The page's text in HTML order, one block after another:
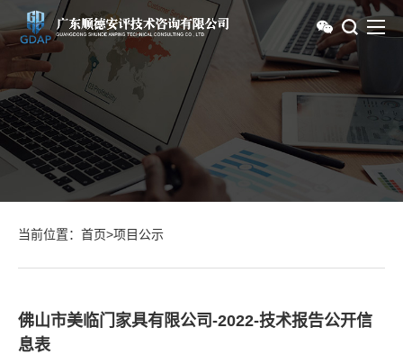
当前位置： 首页>项目公示
佛山市美临门家具有限公司-2022-技术报告公开信
息表